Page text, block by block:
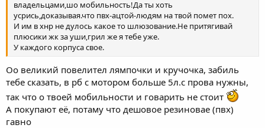
владельцами,шо мобильность!Да ты хоть
усрись,доказывая.что пвх-ацтой-людям на твой помет пох.
И им в хнр не дулось какое то шлюзование.Не притягивай
плюсики жк за уши,грил же я тебе уже.
У каждого корпуса свое.
Оо великий повелител лямпочки и кручочка, забиль
тебе сказать, в рб с мотором больше 5л.с прова нужны,
так что о твоей мобильности и говарить не стоит
А покупают её, потаму что дешовое резиновае (пвх)
гавно